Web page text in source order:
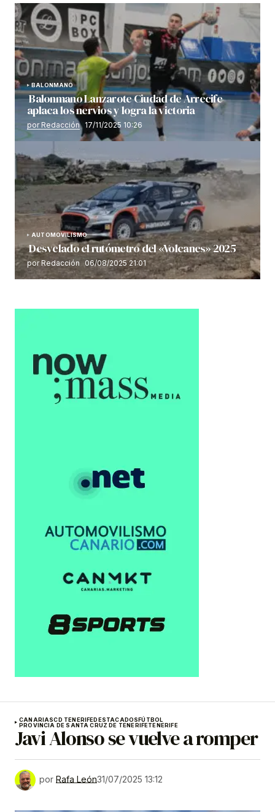
BALONMANO
Balonmano Lanzarote Ciudad de Arrecife
aplaca los nervios y logra la victoria
por Redacción 17/11/2025 10:26
AUTOMOVILISMO
Desvelado el rutómetro del «Volcanes» 2025
por Redacción 06/08/2025 21:01
CANARIASCD TENERIFEDESTACADOSFÚTBOL
PROVINCIA DE SANTA CRUZ DE TENERIFETENERIFE
Javi Alonso se vuelve a romper
por Rafa León31/07/2025 13:12